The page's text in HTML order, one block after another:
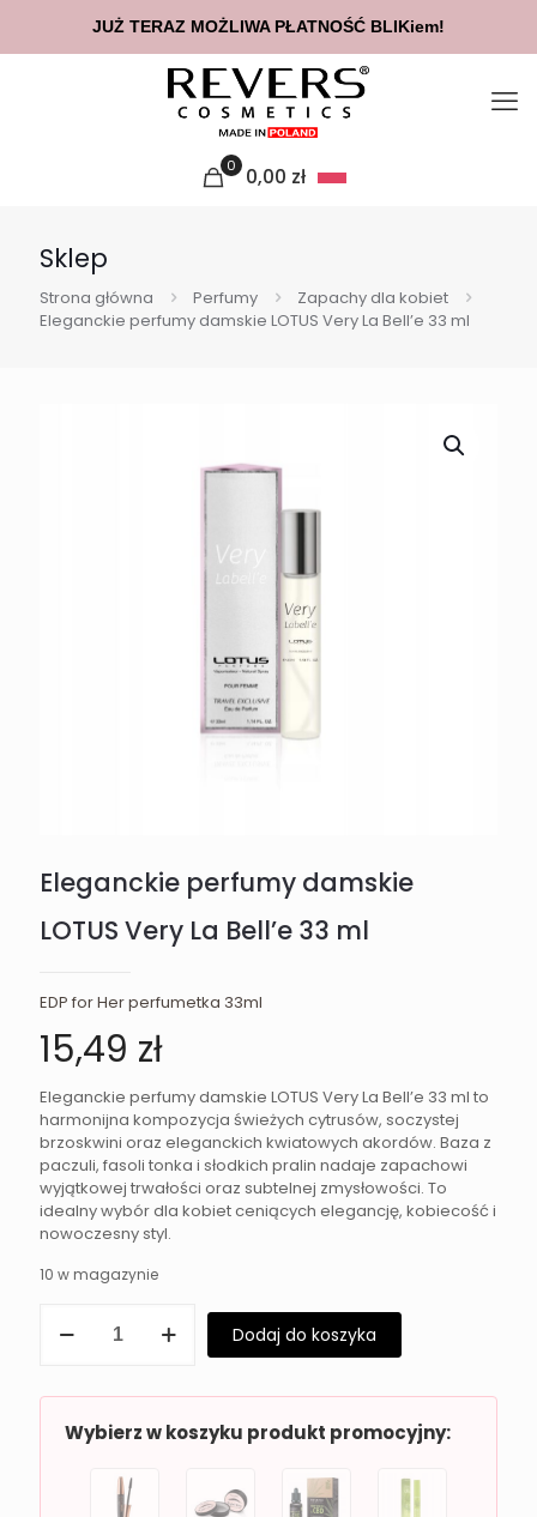
0 0,00 zł
Sklep
Strona główna Perfumy
Zapachy dla kobiet
Eleganckie perfumy damskie LOTUS Very La Bell’e 33 ml
Eleganckie perfumy damskie
LOTUS Very La Bell’e 33 ml
EDP for Her perfumetka 33ml
15,49 zł
Eleganckie perfumy damskie LOTUS Very La Bell’e 33 ml to
harmonijna kompozycja świeżych cytrusów, soczystej
brzoskwini oraz eleganckich kwiatowych akordów. Baza z
paczuli, fasoli tonka i słodkich pralin nadaje zapachowi
wyjątkowej trwałości oraz subtelnej zmysłowości. To
idealny wybór dla kobiet ceniących elegancję, kobiecość i
nowoczesny styl.
10 w magazynie
Eleganckie
LOTUS
Very
Dodaj do koszyka
Wybierz w koszyku produkt promocyjny:
JUŻ TERAZ MOŻLIWA PŁATNOŚĆ BLIKiem!